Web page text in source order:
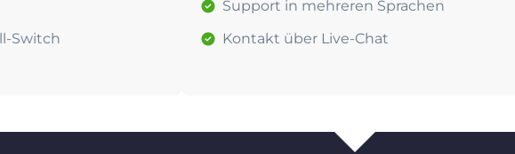
Switch
Support in mehreren Sprachen
Kontakt über Live-Chat